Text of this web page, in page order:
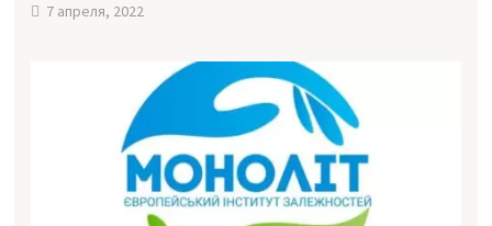
7 апреля, 2022